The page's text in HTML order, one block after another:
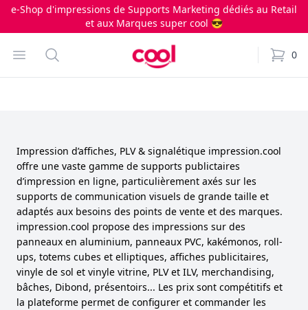
e-Shop d'impressions de Supports Marketing dédiés au Retail
et aux Marques super cool 😎
Open menu
Search
Impression.cool
0
items
Impression d’affiches, PLV & signalétique impression.cool
offre une vaste gamme de supports publictaires
d’impression en ligne, particulièrement axés sur les
supports de communication visuels de grande taille et
adaptés aux besoins des points de vente et des marques.
impression.cool propose des impressions sur des
panneaux en aluminium, panneaux PVC, kakémonos, roll-
ups, totems cubes et elliptiques, affiches publicitaires,
vinyle de sol et vinyle vitrine, PLV et ILV, merchandising,
bâches, Dibond, présentoirs... Les prix sont compétitifs et
la plateforme permet de configurer et commander les